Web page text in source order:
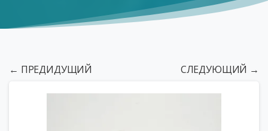
← ПРЕДИДУЩИЙ СЛЕДУЮЩИЙ →